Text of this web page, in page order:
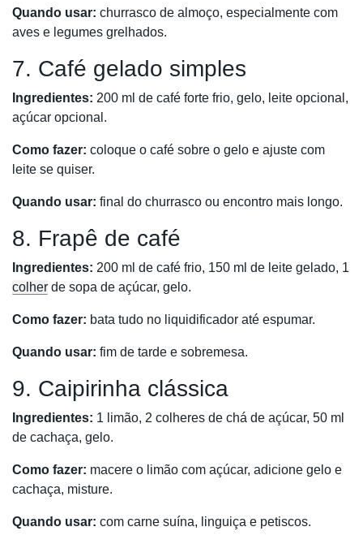
Quando usar: churrasco de almoço, especialmente com
aves e legumes grelhados.
7. Café gelado simples
Ingredientes: 200 ml de café forte frio, gelo, leite opcional,
açúcar opcional.
Como fazer: coloque o café sobre o gelo e ajuste com
leite se quiser.
Quando usar: final do churrasco ou encontro mais longo.
8. Frapê de café
Ingredientes: 200 ml de café frio, 150 ml de leite gelado, 1
colher de sopa de açúcar, gelo.
Como fazer: bata tudo no liquidificador até espumar.
Quando usar: fim de tarde e sobremesa.
9. Caipirinha clássica
Ingredientes: 1 limão, 2 colheres de chá de açúcar, 50 ml
de cachaça, gelo.
Como fazer: macere o limão com açúcar, adicione gelo e
cachaça, misture.
Quando usar: com carne suína, linguiça e petiscos.